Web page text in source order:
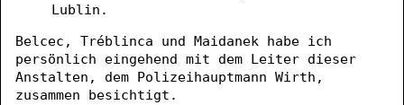
Lublin.
Belcec, Tréblinca und Maidanek habe ich
persönlich eingehend mit dem Leiter dieser
Anstalten, dem Polizeihauptmann Wirth,
zusammen besichtigt.